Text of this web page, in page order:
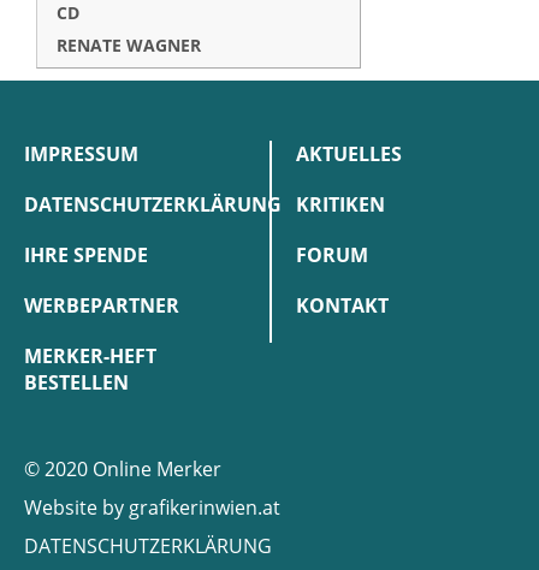
CD
RENATE WAGNER
IMPRESSUM
DATENSCHUTZERKLÄRUNG
IHRE SPENDE
WERBEPARTNER
MERKER-HEFT
BESTELLEN
AKTUELLES
KRITIKEN
FORUM
KONTAKT
© 2020 Online Merker
Website by grafikerinwien.at
DATENSCHUTZERKLÄRUNG